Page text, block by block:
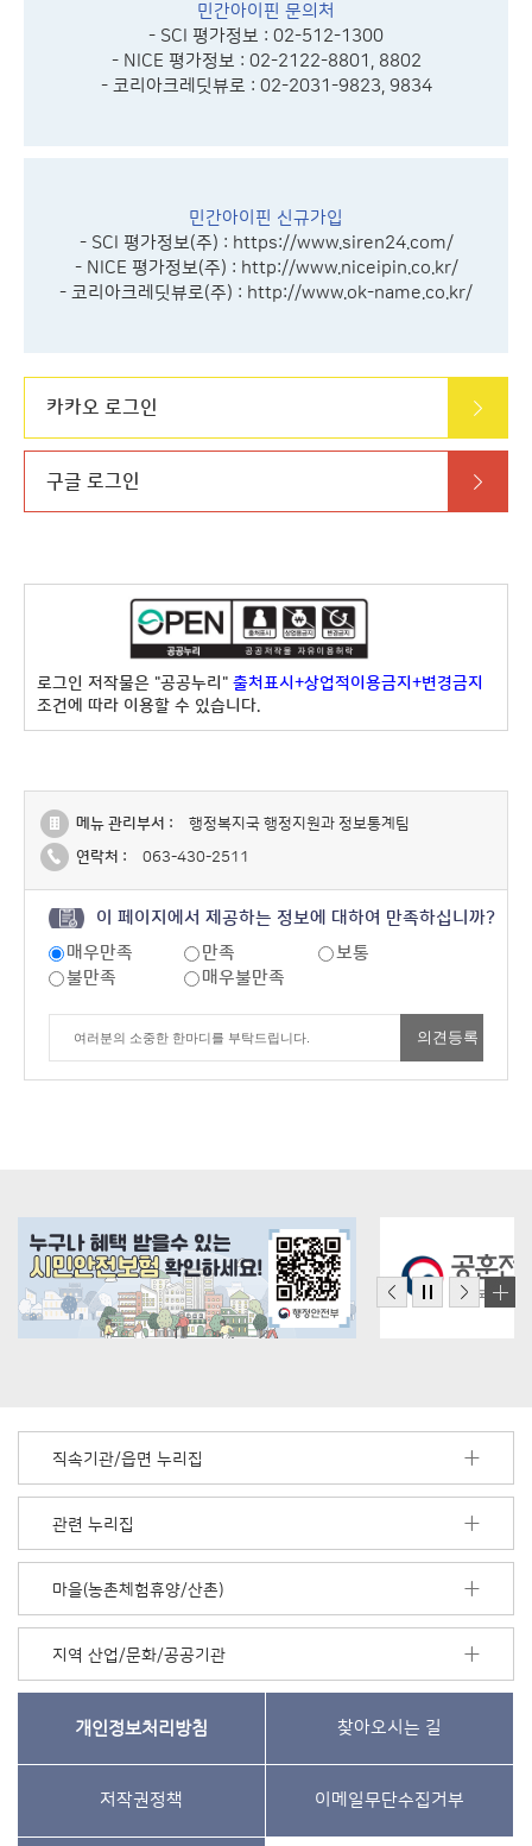
민간아이핀 문의처
- SCI 평가정보 : 02-512-1300
- NICE 평가정보 : 02-2122-8801, 8802
- 코리아크레딧뷰로 : 02-2031-9823, 9834
민간아이핀 신규가입
- SCI 평가정보(주) : https://www.siren24.com/
- NICE 평가정보(주) : http://www.niceipin.co.kr/
- 코리아크레딧뷰로(주) : http://www.ok-name.co.kr/
카카오 로그인
구글 로그인
로그인 저작물은 "공공누리" 출처표시+상업적이용금지+변경금지
조건에 따라 이용할 수 있습니다.
메뉴 관리부서 :
행정복지국 행정지원과 정보통계팀
연락처 :
063-430-2511
이 페이지에서 제공하는 정보에 대하여 만족하십니까?
매우만족
만족
보통
불만족
매우불만족
직속기관/읍면 누리집
관련 누리집
마을(농촌체험휴양/산촌)
지역 산업/문화/공공기관
개인정보처리방침 찾아오시는 길
저작권정책 이메일무단수집거부